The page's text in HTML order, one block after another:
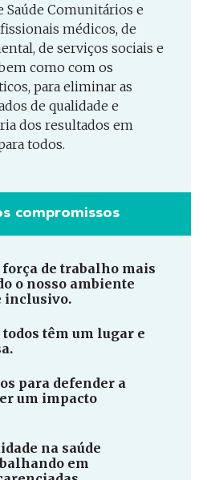
Saúde Comunitários e
médicos, de
de serviços sociais e
como com os
para eliminar as
de qualidade e
dos resultados em
todos.
compromissos
de trabalho mais
o nosso ambiente
inclusivo.
têm um lugar e
para defender a
um impacto
na saúde
em